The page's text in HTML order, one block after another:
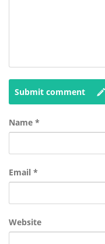
Submit comment
Name *
Email *
Website